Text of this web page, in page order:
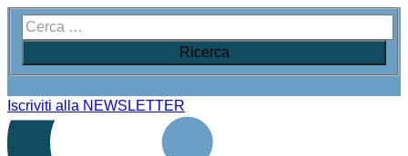
Iscriviti alla NEWSLETTER